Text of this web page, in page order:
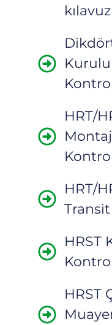
HRT/
HRT/
HRST
HRST